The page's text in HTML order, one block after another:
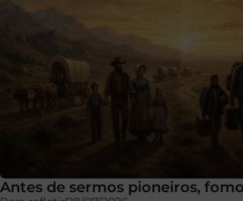
Antes de sermos pioneiros,